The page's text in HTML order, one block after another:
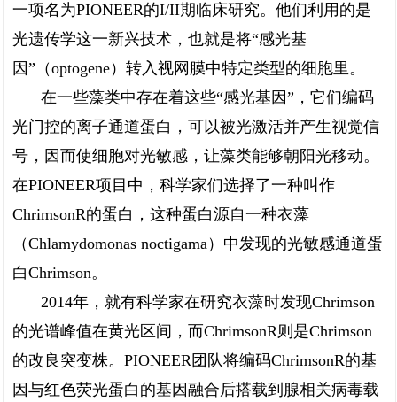
一项名为PIONEER的I/II期临床研究。他们利用的是
光遗传学这一新兴技术，也就是将“感光基
因”（optogene）转入视网膜中特定类型的细胞里。
在一些藻类中存在着这些“感光基因”，它们编码
光门控的离子通道蛋白，可以被光激活并产生视觉信
号，因而使细胞对光敏感，让藻类能够朝阳光移动。
在PIONEER项目中，科学家们选择了一种叫作
ChrimsonR的蛋白，这种蛋白源自一种衣藻
（Chlamydomonas noctigama）中发现的光敏感通道蛋
白Chrimson。
2014年，就有科学家在研究衣藻时发现Chrimson
的光谱峰值在黄光区间，而ChrimsonR则是Chrimson
的改良突变株。PIONEER团队将编码ChrimsonR的基
因与红色荧光蛋白的基因融合后搭载到腺相关病毒载